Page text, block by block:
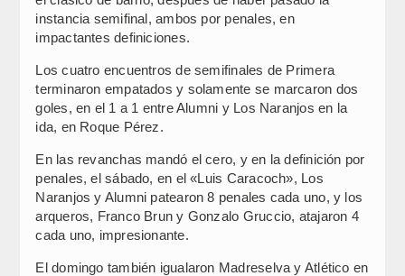
instancia semifinal, ambos por penales, en
impactantes definiciones.
Los cuatro encuentros de semifinales de Primera
terminaron empatados y solamente se marcaron dos
goles, en el 1 a 1 entre Alumni y Los Naranjos en la
ida, en Roque Pérez.
En las revanchas mandó el cero, y en la definición por
penales, el sábado, en el «Luis Caracoch», Los
Naranjos y Alumni patearon 8 penales cada uno, y los
arqueros, Franco Brun y Gonzalo Gruccio, atajaron 4
cada uno, impresionante.
El domingo también igualaron Madreselva y Atlético en